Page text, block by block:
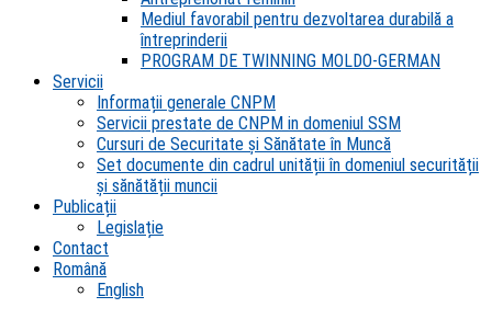
Mediul favorabil pentru dezvoltarea durabilă a
întreprinderii
PROGRAM DE TWINNING MOLDO-GERMAN
Servicii
Informații generale CNPM
Servicii prestate de CNPM in domeniul SSM
Cursuri de Securitate și Sănătate în Muncă
Set documente din cadrul unității în domeniul securității
și sănătății muncii
Publicații
Legislație
Contact
Română
English